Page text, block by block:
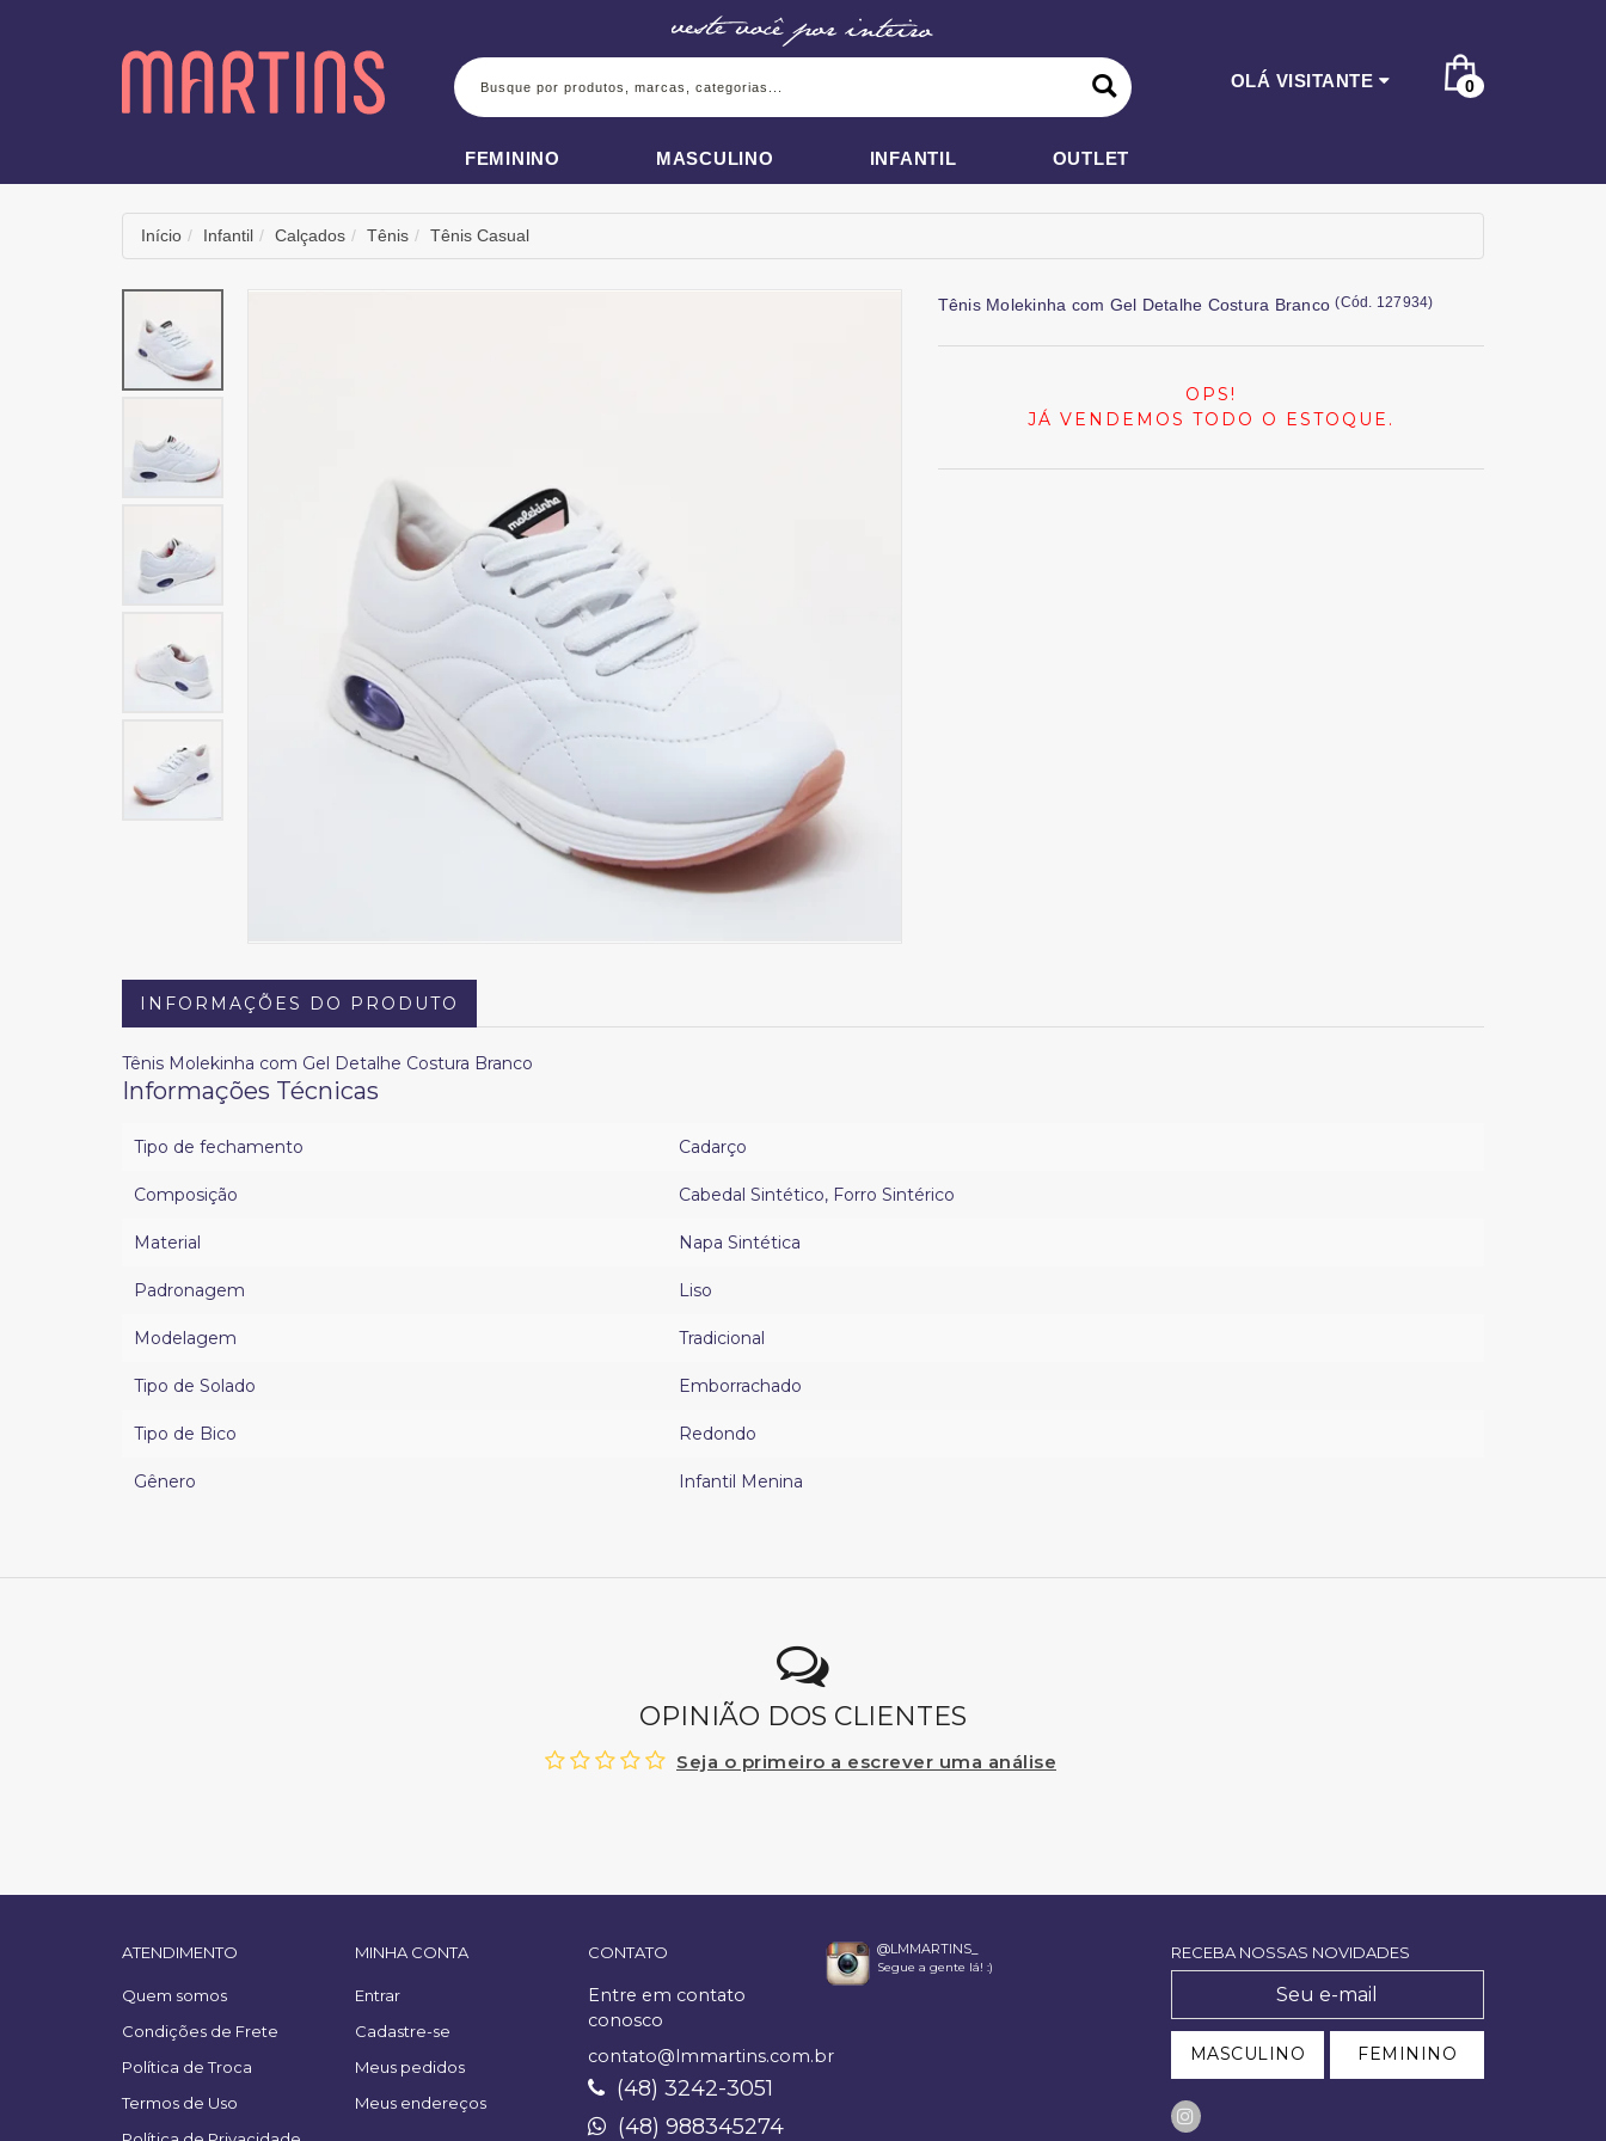
BUSCA
OLÁ VISITANTE 0
FEMININO MASCULINO INFANTIL OUTLET
Início Infantil Calçados Tênis Tênis Casual
Tênis Molekinha com Gel Detalhe Costura Branco(Cód. 127934)
OPS!
JÁ VENDEMOS TODO O ESTOQUE.
INFORMAÇÕES DO PRODUTO
Tênis Molekinha com Gel Detalhe Costura Branco
Informações Técnicas
Tipo de fechamento Cadarço
Composição Cabedal Sintético, Forro Sintérico
Material Napa Sintética
Padronagem Liso
Modelagem Tradicional
Tipo de Solado Emborrachado
Tipo de Bico Redondo
Gênero Infantil Menina
OPINIÃO DOS CLIENTES
Seja o primeiro a escrever uma análise
ATENDIMENTO
Quem somos
Condições de Frete
Política de Troca
Termos de Uso
MINHA CONTA
Entrar
Cadastre-se
Meus pedidos
Meus endereços
CONTATO
Entre em contato
conosco
contato@lmmartins.com.br
(48) 3242-3051
(48) 988345274
@LMMARTINS_
Segue a gente lá! :)
RECEBA NOSSAS NOVIDADES
MASCULINO FEMININO